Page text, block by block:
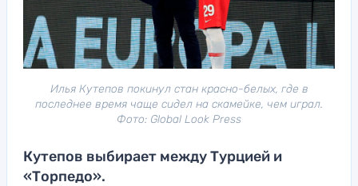
Илья Кутепов покинул стан красно-белых, где в
последнее время чаще сидел на скамейке, чем играл.
Фото: Global Look Press
Кутепов выбирает между Турцией и
«Торпедо».